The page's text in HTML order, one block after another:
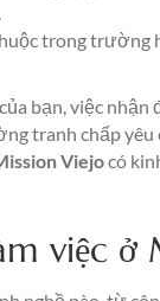
trong
bạn, việc nhận
tranh chấp
Viejocó
việc ở